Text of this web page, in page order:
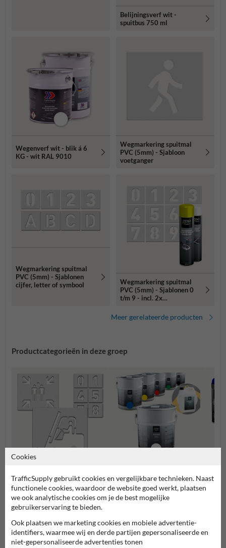
Belijningsverf wit -
spuitbus 750 ml
Wegenverf wit - blik á 6
KG - wit RAL 9010
Wegmarkering spuitmal
PVC (5mm) - Sjabloon
voetganger
Wegmarkering spuitmal
PVC (5mm) - Sjablonen
cijfer, letter of symbool
Wegmarkering spuitmal
PVC (5mm) - Sjablonen 0
t/m 9 - incl. 2x
Meer gerelateerde producten
Productcategorieën in deze groep
Sjablonen wegmarkering Wegenverf
Cookies
TrafficSupply gebruikt cookies en vergelijkbare technieken. Naast
functionele cookies, waardoor de website goed werkt, plaatsen
we ook analytische cookies om je de best mogelijke
gebruikerservaring te bieden.
Ook plaatsen we marketing cookies en mobiele advertentie-
identifiers, waarmee wij en derde partijen gepersonaliseerde en
niet-gepersonaliseerde advertenties tonen